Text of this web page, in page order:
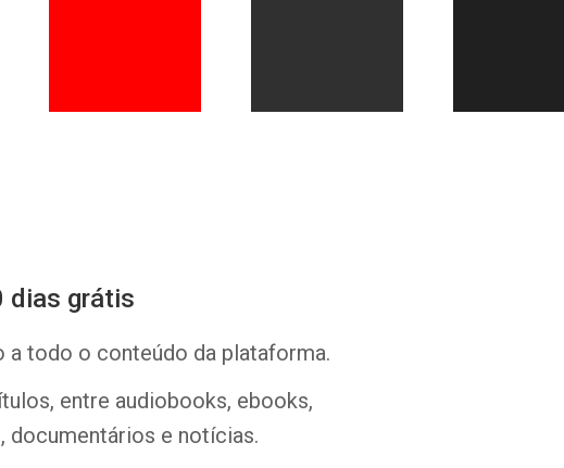
dias grátis
todo o conteúdo da plataforma.
entre audiobooks, ebooks,
documentários e notícias.